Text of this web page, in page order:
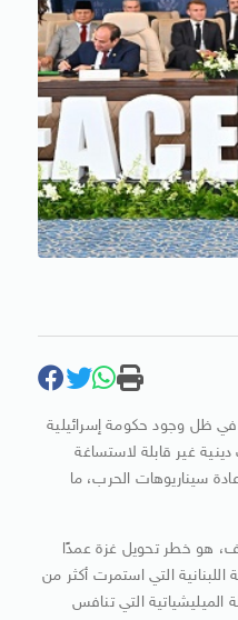
في ظل وجود حكومة إسرائيلية
غير قابلة لاستساغة
سيناريوهات الحرب، ما
هو خطر تحويل غزة عمدًا
اللبنانية التي استمرت أكثر من
الميليشياتية التي تنافس